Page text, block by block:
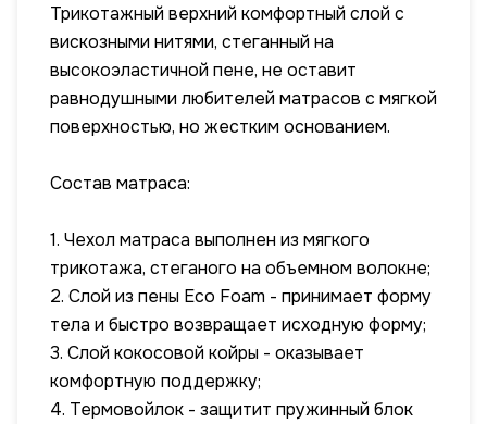
Трикотажный верхний комфортный слой с
вискозными нитями, стеганный на
высокоэластичной пене, не оставит
равнодушными любителей матрасов с мягкой
поверхностью, но жестким основанием.
Состав матраса:
1. Чехол матраса выполнен из мягкого
трикотажа, стеганого на объемном волокне;
2. Слой из пены Eco Foam - принимает форму
тела и быстро возвращает исходную форму;
3. Слой кокосовой койры - оказывает
комфортную поддержку;
4. Термовойлок - защитит пружинный блок